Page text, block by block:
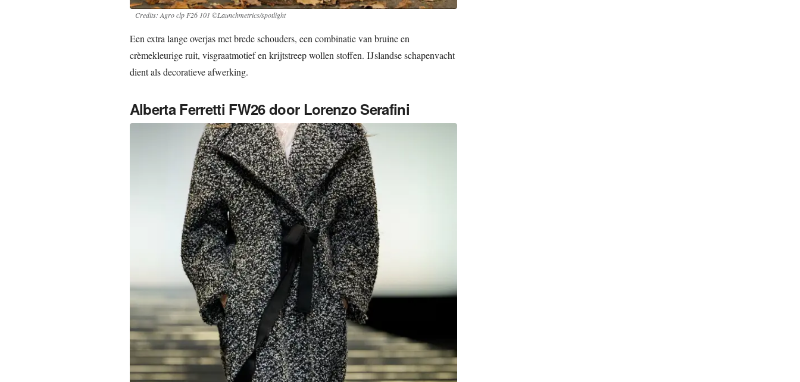
Credits: Agro clp F26 101 ©Launchmetrics/spotlight
Een extra lange overjas met brede schouders, een combinatie van bruine en
crèmekleurige ruit, visgraatmotief en krijtstreep wollen stoffen. IJslandse schapenvacht
dient als decoratieve afwerking.
Alberta Ferretti FW26 door Lorenzo Serafini